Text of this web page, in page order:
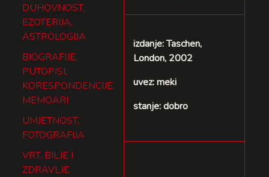
DUHOVNOST,
EZOTERIJA,
ASTROLOGIJA
BIOGRAFIJE,
PUTOPISI,
KORESPONDENCIJE,
MEMOARI
UMJETNOST,
FOTOGRAFIJA
VRT, BILJE I
ZDRAVLJE
izdanje: Taschen,
London, 2002
uvez: meki
stanje: dobro